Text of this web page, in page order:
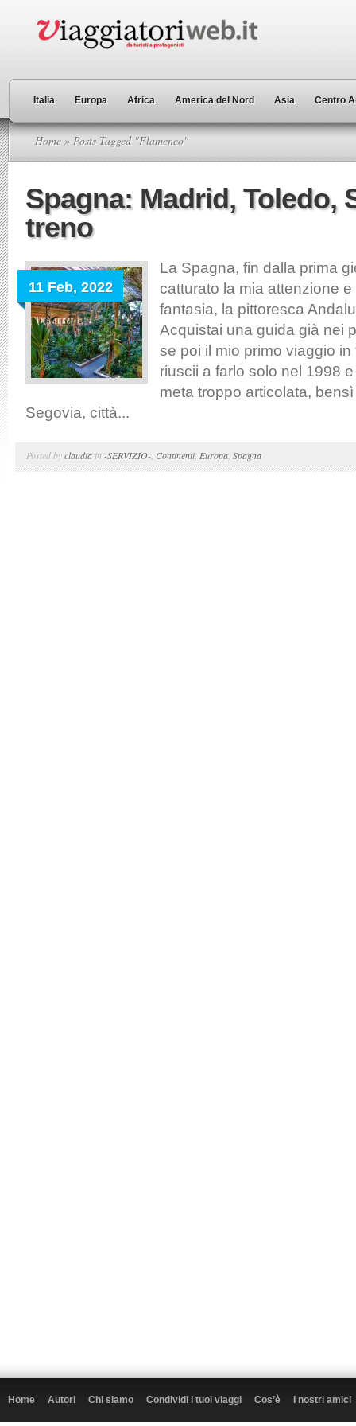
Italia Europa Africa America del Nord Asia Centro
Home » Posts Tagged "Flamenco"
Spagna: Madrid, Toledo,
treno
11 Feb, 2022
La Spagna, fin dalla prima
catturato la mia attenzione
fantasia, la pittoresca
Acquistai una guida già nei
se poi il mio primo viaggio
riuscii a farlo solo nel 1998
meta troppo articolata,
Segovia, città...
Posted byclaudia in -SERVIZIO- Continenti, Europa Spagna
Home Autori Chi siamo Condividi i tuoi viaggi Cos’è I nostri amici